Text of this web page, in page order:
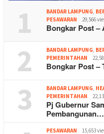
1 BANDAR LAMPUNG,
PESAWARAN
29,566
Bongkar Post –
2 BANDAR LAMPUNG,
PEMERINTAHAN
Bongkar Post
3 BANDAR LAMPUNG,
PEMERINTAHAN
Pj Gubernur
Pembangunan…
PESAWARAN 15,653